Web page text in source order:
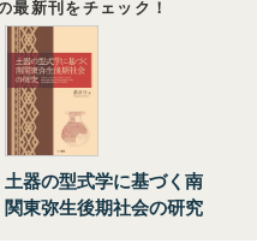
最新刊をチェック！
土器の型式学に基づく南
関東弥生後期社会の研究